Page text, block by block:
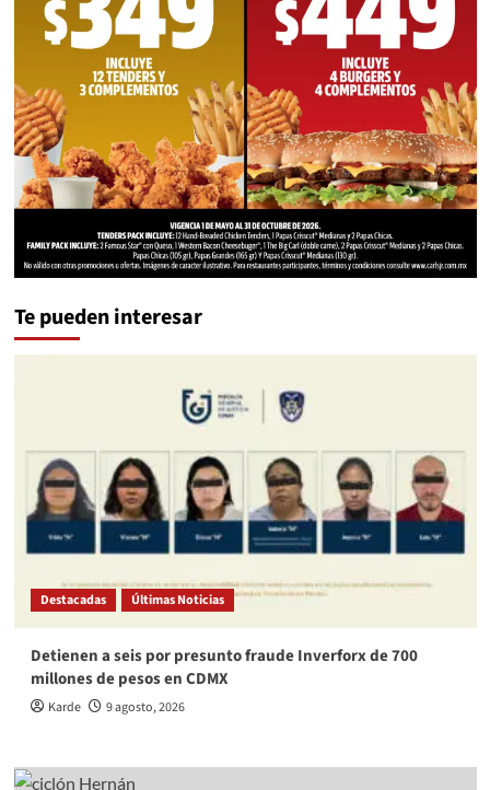
Te pueden interesar
Destacadas Últimas Noticias
Detienen a seis por presunto fraude Inverforx de 700
millones de pesos en CDMX
Karde 9 agosto, 2026